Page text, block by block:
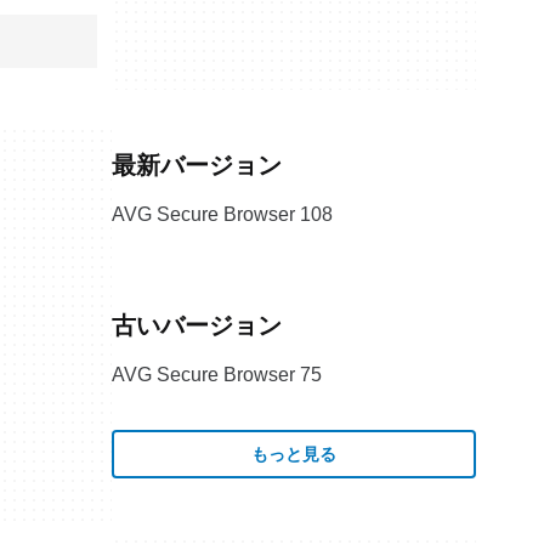
最新バージョン
AVG Secure Browser 108
古いバージョン
AVG Secure Browser 75
もっと見る